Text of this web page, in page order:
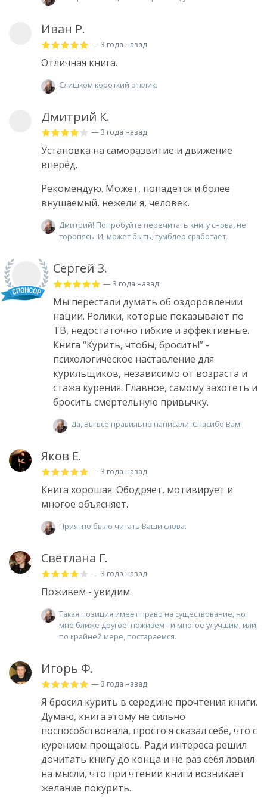
Иван Р.
— 3 года назад
Отличная книга.
Слишком короткий отклик.
Дмитрий К.
— 3 года назад
Установка на саморазвитие и движение
вперёд.
Рекомендую. Может, попадется и более
внушаемый, нежели я, человек.
Дмитрий! Попробуйте перечитать книгу снова, не
торопясь. И, может быть, тумблер сработает.
Сергей З.
— 3 года назад
Мы перестали думать об оздоровлении
нации. Ролики, которые показывают по
ТВ, недостаточно гибкие и эффективные.
Книга “Курить, чтобы, бросить!” -
психологическое наставление для
курильщиков, независимо от возраста и
стажа курения. Главное, самому захотеть и
бросить смертельную привычку.
Да, Вы всё правильно написали. Спасибо Вам.
Яков Е.
— 3 года назад
Книга хорошая. Ободряет, мотивирует и
многое объясняет.
Приятно было читать Ваши слова.
Светлана Г.
— 3 года назад
Поживем - увидим.
Такая позиция имеет право на существование, но
мне ближе другое: поживём - и многое улучшим, или,
по крайней мере, постараемся.
Игорь Ф.
— 3 года назад
Я бросил курить в середине прочтения книги.
Думаю, книга этому не сильно
поспособствовала, просто я сказал себе, что с
курением прощаюсь. Ради интереса решил
дочитать книгу до конца и не раз себя ловил
на мысли, что при чтении книги возникает
желание покурить.